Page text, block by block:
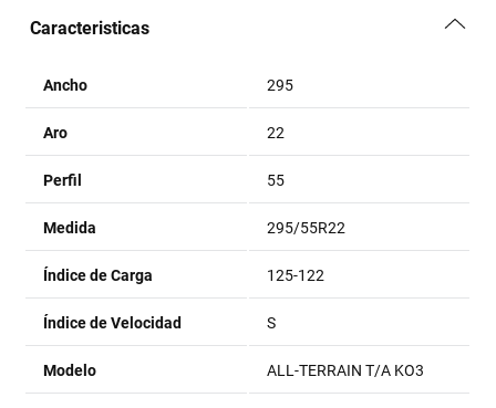
Caracteristicas
Ancho 295
Aro 22
Perfil 55
Medida 295/55R22
Índice de Carga 125-122
Índice de Velocidad S
Modelo ALL-TERRAIN T/A KO3